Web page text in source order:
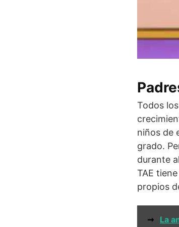
Todos
niños de
grado.
durante
TAE
propios
➞ La